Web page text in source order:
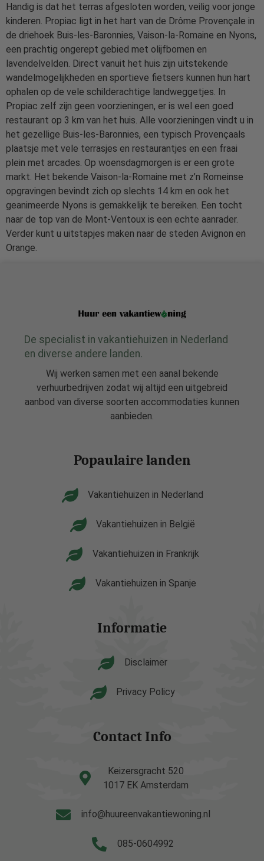
Handig is dat het terras afgesloten worden, veilig voor jonge
kinderen. Propiac ligt in het hart van de Drôme Provençale in
de driehoek Buis-les-Baronnies, Vaison-la-Romaine en Nyons,
een prachtig ongerept gebied met olijfbomen en
lavendelvelden. Direct vanuit het huis zijn uitstekende
wandelmogelijkheden en sportieve fietsers kunnen hun hart
ophalen op de vele schilderachtige landweggetjes. In
Propiac zelf zijn geen voorzieningen, er is wel een goed
restaurant op 3 km van het huis. Alle voorzieningen vindt u in
het gezellige Buis-les-Baronnies, een typisch Provençaals
plaatsje met vele terrasjes en restaurantjes en een fraai
plein met arcades. Op woensdagmorgen is er een grote
markt. Het bekende Vaison-la-Romaine met z’n Romeinse
opgravingen bevindt zich op slechts 14 km en ook het
geanimeerde Nyons is gemakkelijk te bereiken. Een tocht
naar de top van de Mont-Ventoux is een echte aanrader.
Verder kunt u uitstapjes maken naar de steden Avignon en
Orange.
De specialist in vakantiehuizen in Nederland
en diverse andere landen.
Wij werken samen met een aanal bekende
verhuurbedrijven zodat wij altijd een uitgebreid
aanbod van diverse soorten accommodaties kunnen
aanbieden.
Popaulaire landen
Vakantiehuizen in Nederland
Vakantiehuizen in België
Vakantiehuizen in Frankrijk
Vakantiehuizen in Spanje
Informatie
Disclaimer
Privacy Policy
Contact Info
Keizersgracht 520
1017 EK Amsterdam
info@huureenvakantiewoning.nl
085-0604992